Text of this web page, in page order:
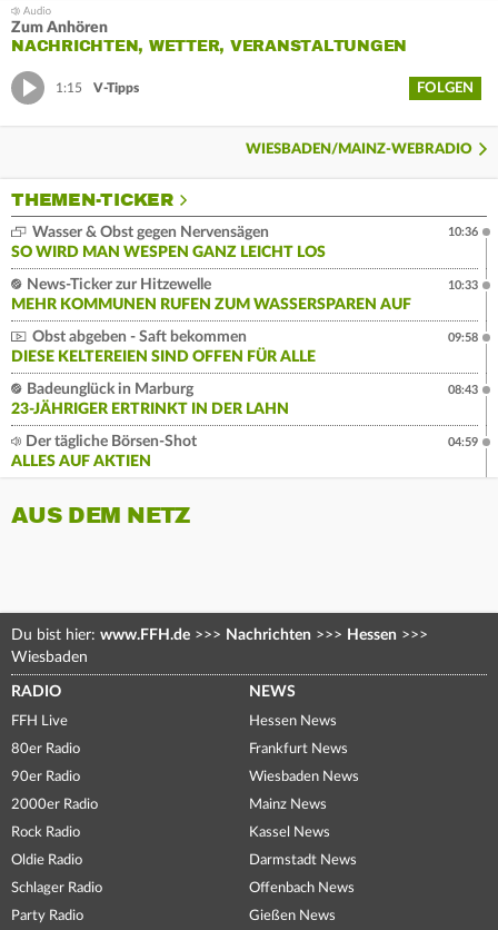
Zum Anhören
NACHRICHTEN, WETTER, VERANSTALTUNGEN
1:15 V-Tipps FOLGEN
WIESBADEN/MAINZ-WEBRADIO
THEMEN-TICKER
Wasser & Obst gegen Nervensägen
SO WIRD MAN WESPEN GANZ LEICHT LOS
10:36
News-Ticker zur Hitzewelle
MEHR KOMMUNEN RUFEN ZUM WASSERSPAREN AUF
10:33
Obst abgeben - Saft bekommen
DIESE KELTEREIEN SIND OFFEN FÜR ALLE
09:58
Badeunglück in Marburg
23-JÄHRIGER ERTRINKT IN DER LAHN
08:43
Der tägliche Börsen-Shot
ALLES AUF AKTIEN
04:59
AUS DEM NETZ
Du bist hier: www.FFH.de >>> Nachrichten >>> Hessen >>>
Wiesbaden
RADIO
FFH Live
80er Radio
90er Radio
2000er Radio
Rock Radio
Oldie Radio
Schlager Radio
Party Radio
NEWS
Hessen News
Frankfurt News
Wiesbaden News
Mainz News
Kassel News
Darmstadt News
Offenbach News
Gießen News